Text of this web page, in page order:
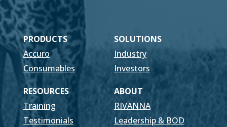
PRODUCTS
SOLUTIONS
Accuro
Industry
Consumables
Investors
RESOURCES
ABOUT
Training
RIVANNA
Testimonials
Leadership & BOD